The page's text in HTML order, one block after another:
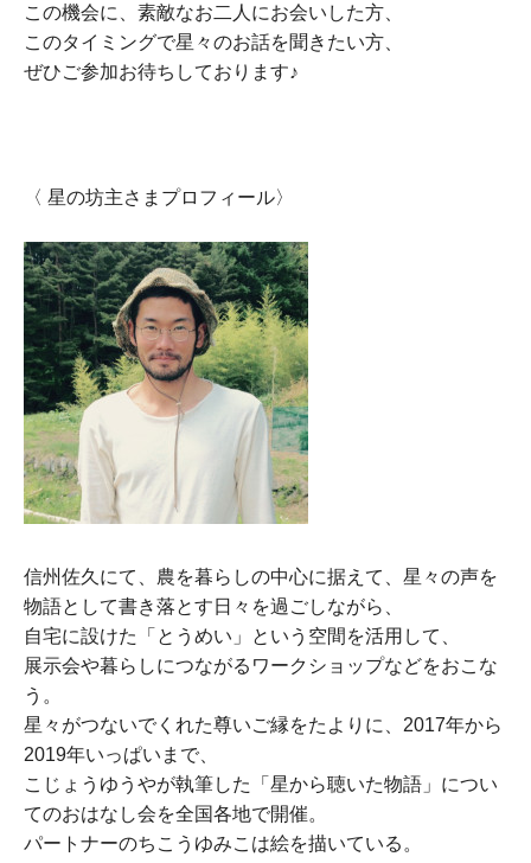
この機会に、 素敵なお二人にお会いした方、
このタイミングで星々のお話を聞きたい方、
ぜひご参加お待ちしております♪
〈 星の坊主さまプロフィール〉
信州佐久にて、農を暮らしの中心に据えて、星々の声を
物語として書き落とす日々を過ごしながら、
自宅に設けた「とうめい」という空間を活用して、
展示会や暮らしにつながるワークショップなどをおこな
う。
星々がつないでくれた尊いご縁をたよりに、 2017年から
2019年いっぱいまで、
こじょうゆうやが執筆した「星から聴いた物語」につい
てのおはなし会を全国各地で開催。
パートナーのちこうゆみこは絵を描いている。